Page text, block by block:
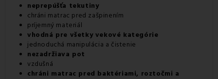
neprepúšťa tekutiny
chráni matrac pred zašpinením
príjemný materiál
vhodná pre všetky vekové kategórie
jednoduchá manipulácia a čistenie
nezadržiava pot
vzdušná
chráni matrac pred baktériami, roztočmi a